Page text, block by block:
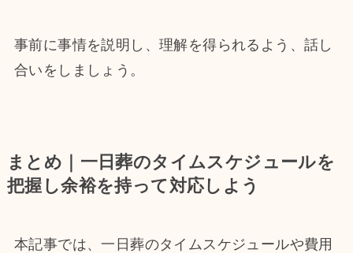
事前に事情を説明し、理解を得られるよう、話し
合いをしましょう。
まとめ｜一日葬のタイムスケジュールを
把握し余裕を持って対応しよう
本記事では、一日葬のタイムスケジュールや費用